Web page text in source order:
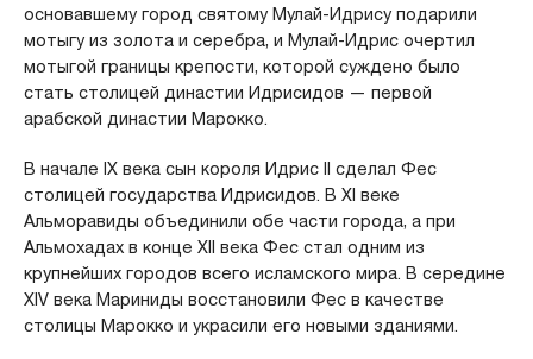
основавшему город святому Мулай-Идрису подарили
мотыгу из золота и серебра, и Мулай-Идрис очертил
мотыгой границы крепости, которой суждено было
стать столицей династии Идрисидов — первой
арабской династии Марокко.
В начале IX века сын короля Идрис II сделал Фес
столицей государства Идрисидов. В XI веке
Альморавиды объединили обе части города, а при
Альмохадах в конце XII века Фес стал одним из
крупнейших городов всего исламского мира. В середине
XIV века Мариниды восстановили Фес в качестве
столицы Марокко и украсили его новыми зданиями.